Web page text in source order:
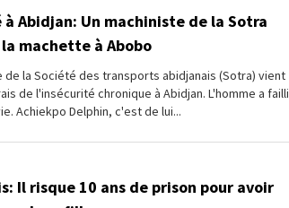
Abidjan: Un machiniste de la Sotra
machette à Abobo
de la Société des transports abidjanais (Sotra) vient
de l'insécurité chronique à Abidjan. L'homme a failli
Achiekpo Delphin, c'est de lui...
Il risque 10 ans de prison pour avoir